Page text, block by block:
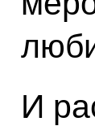
И